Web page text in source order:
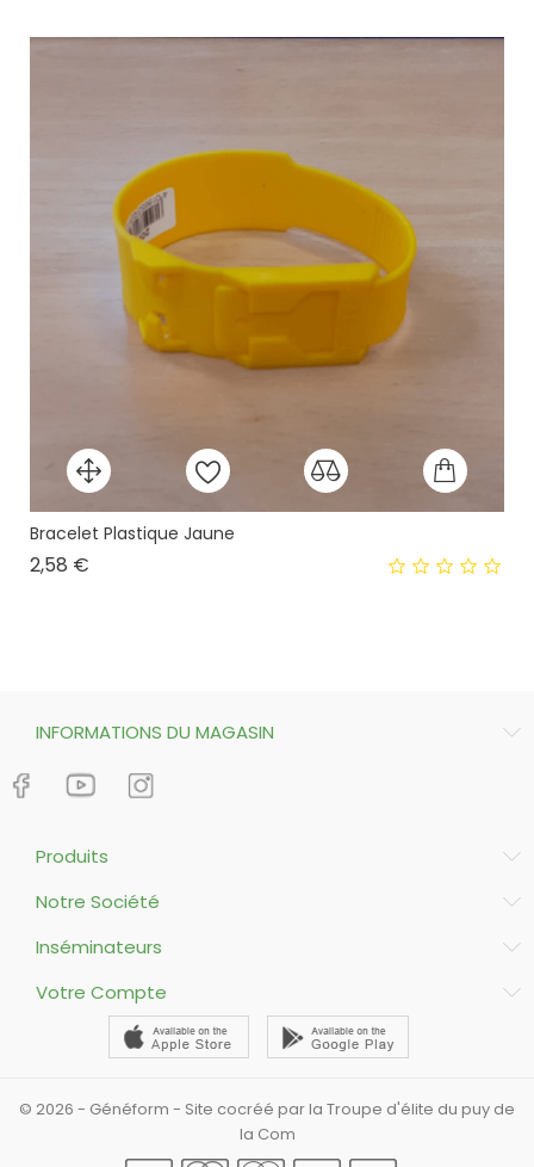
Bracelet Plastique Jaune
2,58 €
INFORMATIONS DU MAGASIN
Produits
Notre Société
Inséminateurs
Votre Compte
© 2026 - Généform - Site cocréé par la Troupe d'élite du puy de
la Com